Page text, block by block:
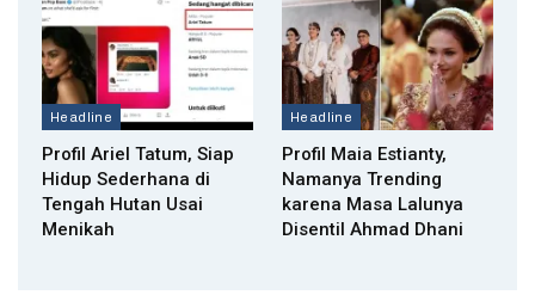
Headline
Profil Ariel Tatum, Siap
Hidup Sederhana di
Tengah Hutan Usai
Menikah
Headline
Profil Maia Estianty,
Namanya Trending
karena Masa Lalunya
Disentil Ahmad Dhani